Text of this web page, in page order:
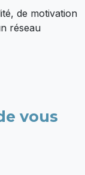
de motivation
réseau
vous